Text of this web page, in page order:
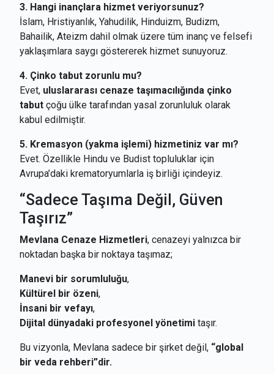
3. Hangi inançlara hizmet veriyorsunuz?
İslam, Hristiyanlık, Yahudilik, Hinduizm, Budizm,
Bahailik, Ateizm dahil olmak üzere tüm inanç ve felsefi
yaklaşımlara saygı göstererek hizmet sunuyoruz.
4. Çinko tabut zorunlu mu?
Evet, uluslararası cenaze taşımacılığında çinko
tabut çoğu ülke tarafından yasal zorunluluk olarak
kabul edilmiştir.
5. Kremasyon (yakma işlemi) hizmetiniz var mı?
Evet. Özellikle Hindu ve Budist topluluklar için
Avrupa’daki krematoryumlarla iş birliği içindeyiz.
“Sadece Taşıma Değil, Güven
Taşırız”
Mevlana Cenaze Hizmetleri, cenazeyi yalnızca bir
noktadan başka bir noktaya taşımaz;
Manevi bir sorumluluğu,
Kültürel bir özeni,
İnsani bir vefayı,
Dijital dünyadaki profesyonel yönetimi taşır.
Bu vizyonla, Mevlana sadece bir şirket değil, “global
bir veda rehberi”dir.